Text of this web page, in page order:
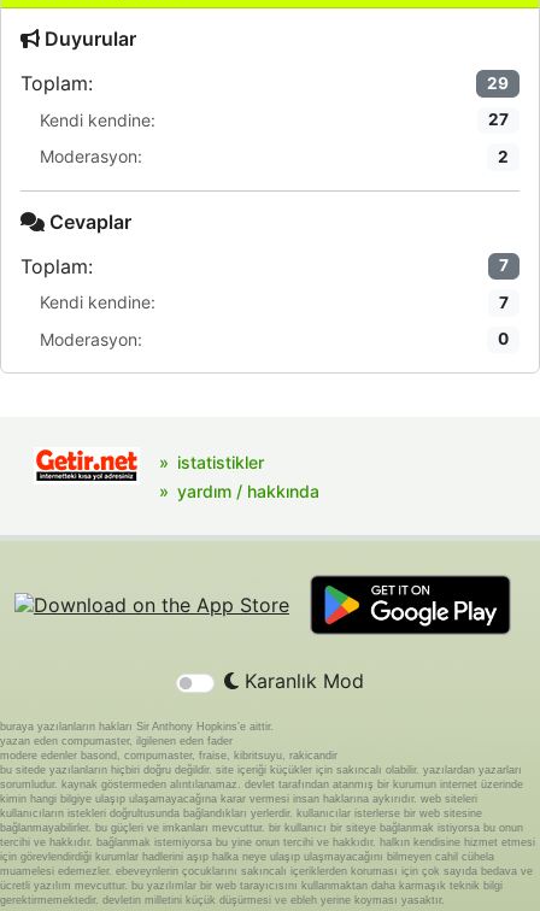
Duyurular
Toplam:
29
Kendi kendine: 27
Moderasyon: 2
Cevaplar
Toplam:
7
Kendi kendine: 7
Moderasyon: 0
istatistikler
yardım / hakkında
Karanlık Mod
buraya yazılanların hakları Sir Anthony Hopkins'e aittir.
yazan eden compumaster, ilgilenen eden fader
modere edenler basond, compumaster, fraise, kibritsuyu, rakicandir
bu sitede yazılanların hiçbiri doğru değildir. site içeriği küçükler için sakıncalı olabilir. yazılardan yazarları
sorumludur. kaynak göstermeden alıntılanamaz. devlet tarafından atanmış bir kurumun internet üzerinde
kimin hangi bilgiye ulaşıp ulaşamayacağına karar vermesi insan haklarına aykırıdır. web siteleri
kullanıcıların istekleri doğrultusunda bağlandıkları yerlerdir. kullanıcılar isterlerse bir web sitesine
bağlanmayabilirler. bu güçleri ve imkanları mevcuttur. bir kullanıcı bir siteye bağlanmak istiyorsa bu onun
tercihi ve hakkıdır. bağlanmak istemiyorsa bu yine onun tercihi ve hakkıdır. halkın kendisine hizmet etmesi
için görevlendirdiği kurumlar hadlerini aşıp halka neye ulaşıp ulaşmayacağını bilmeyen cahil cühela
muamelesi edemezler. ebeveynlerin çocuklarını sakıncalı içeriklerden koruması için çok sayıda bedava ve
ücretli yazılım mevcuttur. bu yazılımlar bir web tarayıcısını kullanmaktan daha karmaşık teknik bilgi
gerektirmemektedir. devletin milletini küçük düşürmesi ve ebleh yerine koyması yasaktır.